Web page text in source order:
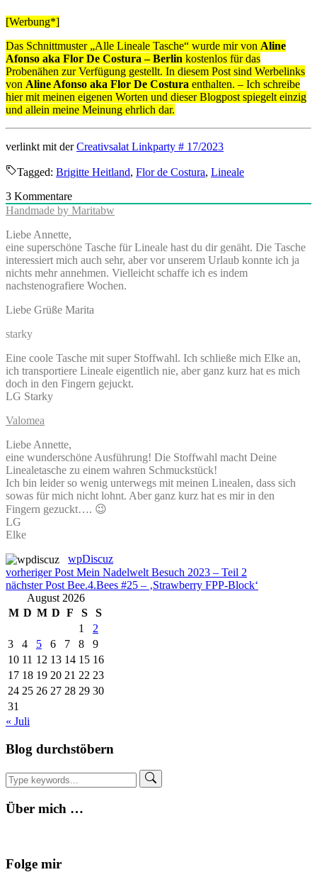
[Werbung*]
Das Schnittmuster „Alle Lineale Tasche“ wurde mir von Aline
Afonso aka Flor De Costura – Berlin kostenlos für das
Probenähen zur Verfügung gestellt. In diesem Post sind Werbelinks
von Aline Afonso aka Flor De Costura enthalten. – Ich schreibe
hier mit meinen eigenen Worten und dieser Blogpost spiegelt einzig
und allein meine Meinung ehrlich dar.
verlinkt mit derCreativsalat Linkparty # 17/2023
Tagged: Brigitte Heitland, Flor de Costura, Lineale
3 Kommentare
Handmade by Maritabw
Liebe Annette,
eine superschöne Tasche für Lineale hast du dir genäht. Die Tasche
interessiert mich auch sehr, aber vor unserem Urlaub konnte ich ja
nichts mehr annehmen. Vielleicht schaffe ich es indem
nachstenografiere Wochen.
Liebe Grüße Marita
starky
Eine coole Tasche mit super Stoffwahl. Ich schließe mich Elke an,
ich transportiere Lineale eigentlich nie, aber ganz kurz hat es mich
doch in den Fingern gejuckt.
LG Starky
Valomea
Liebe Annette,
eine wunderschöne Ausführung! Die Stoffwahl macht Deine
Linealetasche zu einem wahren Schmuckstück!
Ich bin leider so wenig unterwegs mit meinen Linealen, dass sich
sowas für mich nicht lohnt. Aber ganz kurz hat es mir in den
Fingern gezuckt…. 😉
LG
Elke
wpDiscuz
Beitragsnavigation
vorheriger Post Mein Nadelwelt Besuch 2023 – Teil 2
nächster Post Bee.4.Bees #25 – ‚Strawberry FPP-Block‘
August 2026
M D M D F S
S
1
2
3
4 5 6 7 8
9
10 11 12 13 14 15 16
17 18 19 20 21 22 23
24 25 26 27 28 29 30
31
« Juli
Blog durchstöbern
Über mich …
Folge mir